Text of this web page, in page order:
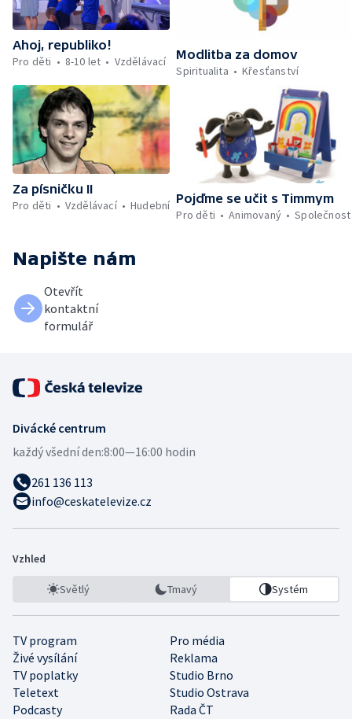
Ahoj, republiko!
Pro děti
8-10 let Vzdělávací
Modlitba za domov
Spiritualita
Křesťanství
Za písničku II
Pro děti
Vzdělávací Hudební Pojďme se učit s Timmym
Pro děti
Animovaný Společnost
Napište nám
Otevřít
kontaktní
formulář
Divácké centrum
každý všední den:8:00—16:00 hodin
261 136 113
info@ceskatelevize.cz
Vzhled
Světlý Tmavý Systém
TV program
Pro média
Živé vysílání
Reklama
TV poplatky
Studio Brno
Teletext
Studio Ostrava
Podcasty
Rada ČT